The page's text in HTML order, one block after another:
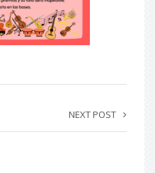
NEXT POST